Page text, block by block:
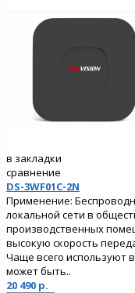
в закладки
сравнение
DS-3WF01C-2N
Применение:
локальной сети в
производственных
высокую скорость
Чаще всего используют
может быть..
20 490 р.